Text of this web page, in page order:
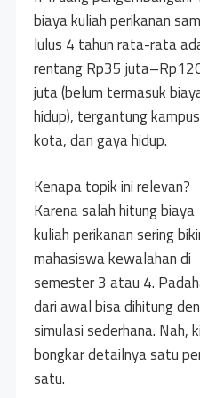
biaya kuliah perikanan
lulus 4 tahun rata-rata
rentang Rp35
juta (belum termasuk
hidup), tergantung
kota, dan gaya hidup.
Kenapa topik ini relevan?
Karena salah hitung biaya
kuliah perikanan sering
mahasiswa kewalahan di
semester 3 atau 4.
dari awal bisa dihitung
simulasi sederhana. Nah,
bongkar detailnya satu
satu.